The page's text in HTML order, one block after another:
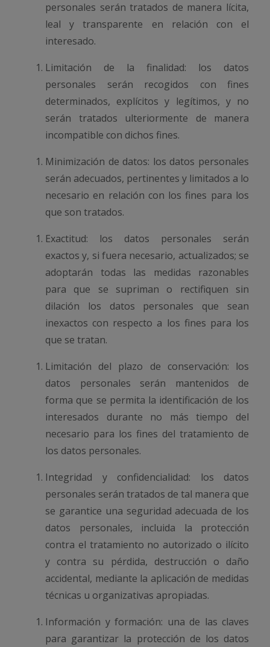
personales serán tratados de manera lícita,
leal y transparente en relación con el
interesado.
Limitación de la finalidad: los datos
personales serán recogidos con fines
determinados, explícitos y legítimos, y no
serán tratados ulteriormente de manera
incompatible con dichos fines.
Minimización de datos: los datos personales
serán adecuados, pertinentes y limitados a lo
necesario en relación con los fines para los
que son tratados.
Exactitud: los datos personales serán
exactos y, si fuera necesario, actualizados; se
adoptarán todas las medidas razonables
para que se supriman o rectifiquen sin
dilación los datos personales que sean
inexactos con respecto a los fines para los
que se tratan.
Limitación del plazo de conservación: los
datos personales serán mantenidos de
forma que se permita la identificación de los
interesados durante no más tiempo del
necesario para los fines del tratamiento de
los datos personales.
Integridad y confidencialidad: los datos
personales serán tratados de tal manera que
se garantice una seguridad adecuada de los
datos personales, incluida la protección
contra el tratamiento no autorizado o ilícito
y contra su pérdida, destrucción o daño
accidental, mediante la aplicación de medidas
técnicas u organizativas apropiadas.
Información y formación: una de las claves
para garantizar la protección de los datos